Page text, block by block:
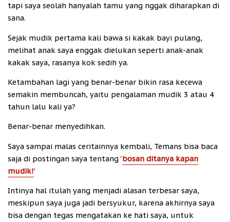
tapi saya seolah hanyalah tamu yang nggak diharapkan di
sana.
Sejak mudik pertama kali bawa si kakak bayi pulang,
melihat anak saya enggak dielukan seperti anak-anak
kakak saya, rasanya kok sedih ya.
Ketambahan lagi yang benar-benar bikin rasa kecewa
semakin membuncah, yaitu pengalaman mudik 3 atau 4
tahun lalu kali ya?
Benar-benar menyedihkan.
Saya sampai malas ceritainnya kembali, Temans bisa baca
saja di postingan saya tentang 'bosan ditanya kapan
mudik!'
Intinya hal itulah yang menjadi alasan terbesar saya,
meskipun saya juga jadi bersyukur, karena akhirnya saya
bisa dengan tegas mengatakan ke hati saya, untuk